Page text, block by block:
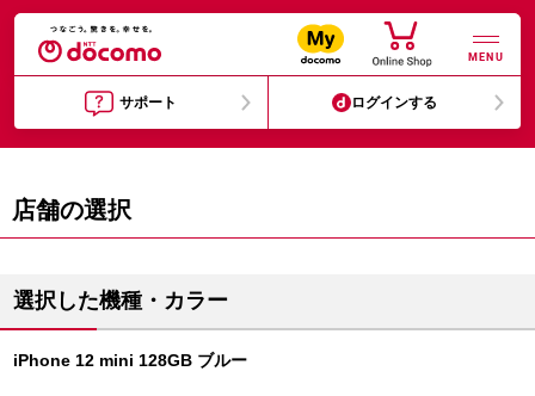
MENU
サポート ログインする
店舗の選択
選択した機種・カラー
iPhone 12 mini 128GB ブルー